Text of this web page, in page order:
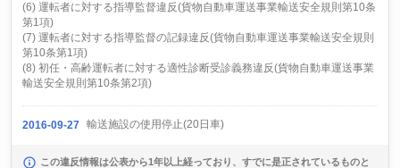
(6) 運転者に対する指導監督違反(貨物自動車運送事業輸送安全規則第10条
第1項)
(7) 運転者に対する指導監督の記録違反(貨物自動車運送事業輸送安全規則
第10条第1項)
(8) 初任・高齢運転者に対する適性診断受診義務違反(貨物自動車運送事業
輸送安全規則第10条第2項)
2016-09-27 輸送施設の使用停止(20日車)
この違反情報は公表から1年以上経っており、すでに是正されているものと